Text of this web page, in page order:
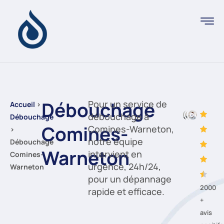
Accueil ›
Débouchage
›
Débouchage
Comines-
Warneton
Débouchage
Comines-
Warneton
Pour un service de
débouchage à
Comines-Warneton,
notre équipe
intervient en
urgence, 24h/24,
pour un dépannage
rapide et efficace.
2000
+
avis